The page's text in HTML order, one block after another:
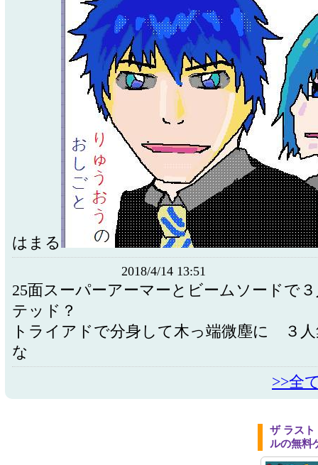
はまる
2018/4/14 13:51
25面スーパーアーマーとビームソードで
テッド？
トライアドで分身して木っ端微塵に ３
な
>>全
ザ ラスト
ルの無料